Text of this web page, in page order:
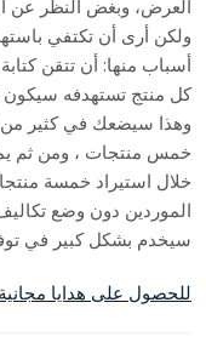
العرض، وبغض النظر عن
ولكن أرى أن تكتفي
أسباب منها: أن تتقن
كل منتج تستهدفه سيكون
وهذا سيضعك في كثير من
خمس منتجات ، ومن ثم
خلال استيراد خمسة
الموردين دون وضع
سيخدم بشكل كبير في
للحصول على هدايا